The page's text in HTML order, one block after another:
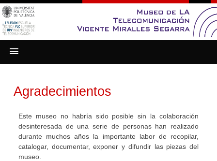
.
Saltar
al
contenido
Agradecimientos
Este museo no habría sido posible sin la colaboración
desinteresada de una serie de personas han realizado
durante muchos años la importante labor de recopilar,
catalogar, documentar, exponer y difundir las piezas del
museo.